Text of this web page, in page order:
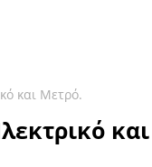
και Μετρό.
και